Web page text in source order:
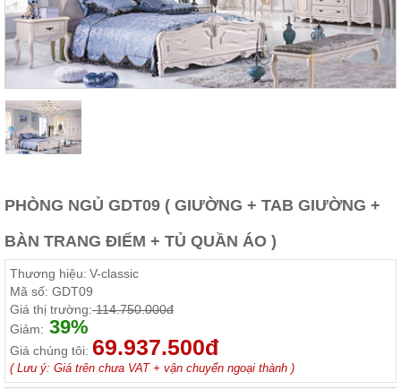
Thất
Phòng
Khách
Sofa,
Bàn
trà...
Nội
Phòng
Giường
ngủ, tủ
áo, bàn
trang
điểm
Nội
Phòng
Ăn
PHÒNG NGỦ GDT09 ( GIƯỜNG + TAB GIƯỜNG +
BÀN TRANG ĐIỂM + TỦ QUẦN ÁO )
Thương hiệu: V-classic
Mã số: GDT09
Giá thị trường:114.750.000đ
Giảm: 39%
Giá chúng tôi: 69.937.500đ
( Lưu ý: Giá trên chưa VAT + vận chuyển ngoại thành )